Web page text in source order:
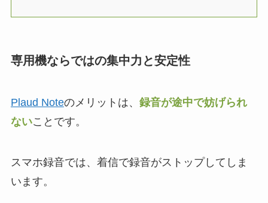
専用機ならではの集中力と安定性
Plaud Noteのメリットは、 録音が途中で妨げられ
ないことです。
スマホ録音では、着信で録音がストップしてしま
います。